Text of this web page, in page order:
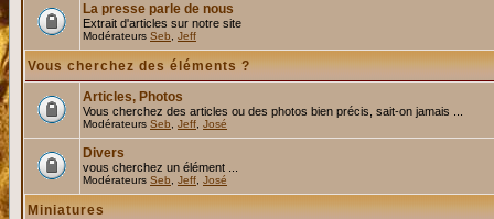
La presse parle de nous
Extrait d'articles sur notre site
Modérateurs Seb Jeff
Vous cherchez des éléments ?
Articles, Photos
Vous cherchez des articles ou des photos bien précis, sait-on jamais ...
Modérateurs Seb Jeff José
Divers
vous cherchez un élément ...
Modérateurs Seb Jeff José
Miniatures